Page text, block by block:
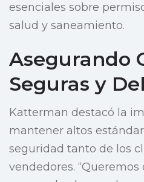
esenciales sobre
salud y saneamiento.
Asegurando
Seguras y
Katterman destacó la
mantener altos
seguridad tanto de los
vendedores.